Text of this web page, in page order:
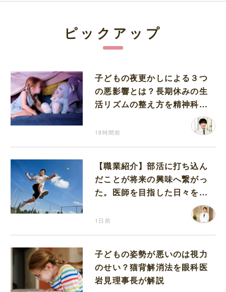
ピックアップ
子どもの夜更かしによる３つ
の悪影響とは？長期休みの生
活リズムの整え方を精神科医
18時間前
【職業紹介】部活に打ち込ん
だことが将来の興味へ繋がっ
た。医師を目指した日々を振
1日前
子どもの姿勢が悪いのは視力
のせい？猫背解消法を眼科医
岩見理事長が解説